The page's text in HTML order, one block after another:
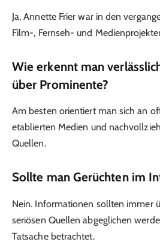
Ja, Annette Frier war in den
Film-, Fernseh- und
Wie erkennt man
über Prominente?
Am besten orientiert man sich an
etablierten Medien und
Quellen.
Sollte man Gerüchten im
Nein. Informationen sollten immer
seriösen Quellen abgeglichen
Tatsache betrachtet.